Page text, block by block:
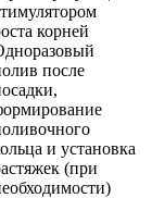
корней
после
и установка
(при